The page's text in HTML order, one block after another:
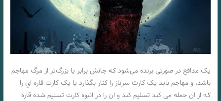
یک مدافع در صورتی برنده می‌شود کـه جانش برابر یا بزرگ‌تر از مرگ مهاجم
باشد، و مهاجم باید یک کارت سرباز را کنار بگذارد یا یک کارت قاره اي را
کـه از ان حمله می کند تسلیم کند و ان را در انبوه کارت تسلیم شده قاره